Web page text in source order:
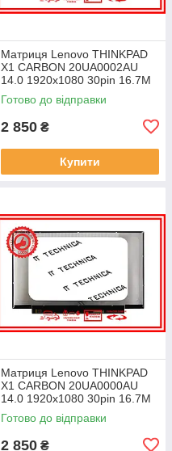
Матриця Lenovo THINKPAD
X1 CARBON 20UA0002AU
14.0 1920x1080 30pin 16.7M
45% NTSC 300 cd/m² для
ноутбука
Готово до відправки
2 850 ₴
Купити
Матриця Lenovo THINKPAD
X1 CARBON 20UA0000AU
14.0 1920x1080 30pin 16.7M
45% NTSC 300 cd/m² для
ноутбука
Готово до відправки
2 850 ₴